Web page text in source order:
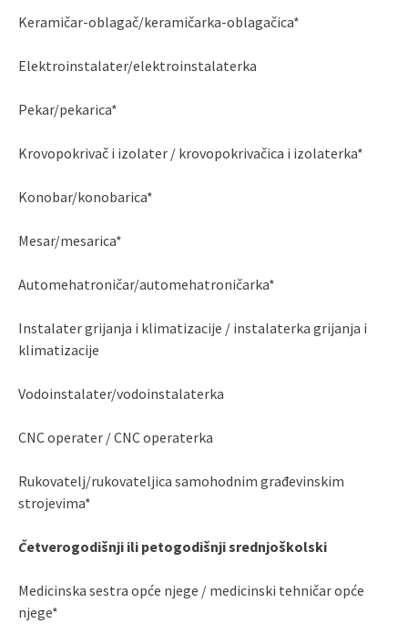
Keramičar-oblagač/keramičarka-oblagačica*
Elektroinstalater/elektroinstalaterka
Pekar/pekarica*
Krovopokrivač i izolater / krovopokrivačica i izolaterka*
Konobar/konobarica*
Mesar/mesarica*
Automehatroničar/automehatroničarka*
Instalater grijanja i klimatizacije / instalaterka grijanja i
klimatizacije
Vodoinstalater/vodoinstalaterka
CNC operater / CNC operaterka
Rukovatelj/rukovateljica samohodnim građevinskim
strojevima*
Četverogodišnji ili petogodišnji srednjoškolski
Medicinska sestra opće njege / medicinski tehničar opće
njege*